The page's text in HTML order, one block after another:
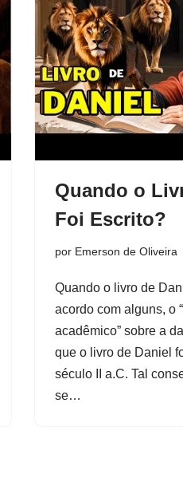
Quando o
Foi Escrito?
por Emerson de Oliveira
Quando o livro de
acordo com alguns, o
acadêmico” sobre a
que o livro de Daniel
século II a.C. Tal
se…